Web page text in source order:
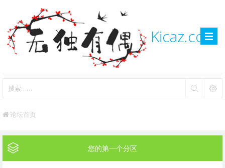
Kicaz.com
论坛首页
您的第一个分区